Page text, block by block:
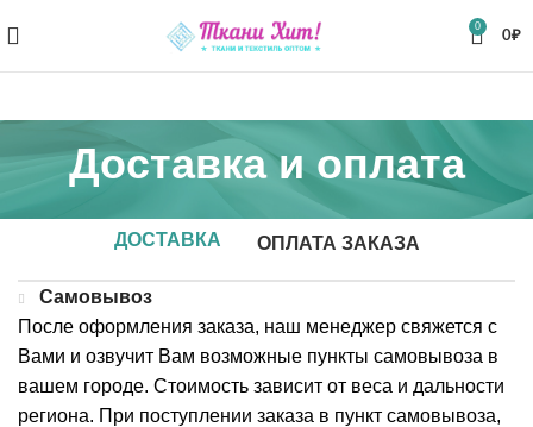
0
0₽
Доставка и оплата
ДОСТАВКА ОПЛАТА ЗАКАЗА
Самовывоз
После оформления заказа, наш менеджер свяжется с
Вами и озвучит Вам возможные пункты самовывоза в
вашем городе. Стоимость зависит от веса и дальности
региона. При поступлении заказа в пункт самовывоза,